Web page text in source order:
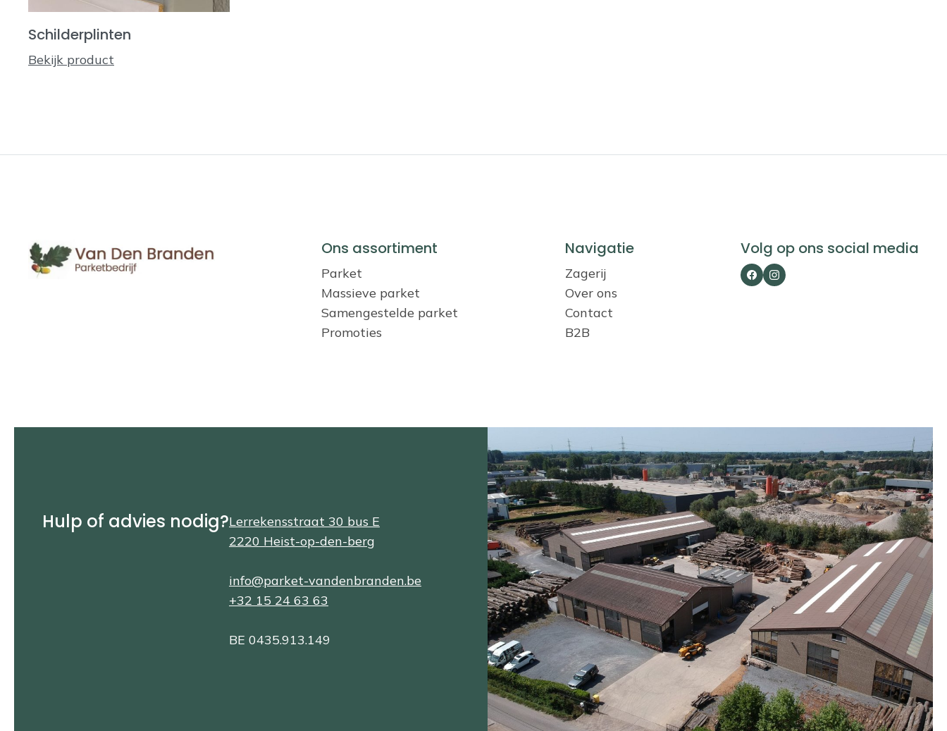
Schilderplinten
Bekijk product
Ons assortiment
Parket
Massieve parket
Samengestelde parket
Promoties
Navigatie
Zagerij
Over ons
Contact
B2B
Volg op ons social media
Facebook
Instagram
Hulp of advies nodig?Lerrekensstraat 30 bus E
2220 Heist-op-den-berg
info@parket-vandenbranden.be
+32 15 24 63 63
BE 0435.913.149